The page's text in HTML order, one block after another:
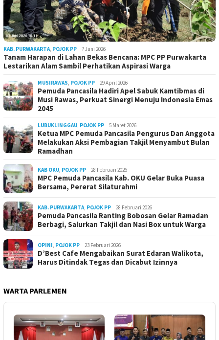
KAB. PURWAKARTA POJOK PP 7 Juni 2026
Tanam Harapan di Lahan Bekas Bencana: MPC PP Purwakarta
Lestarikan Alam Sambil Perhatikan Aspirasi Warga
MUSIRAWAS POJOK PP 29 April 2026
Pemuda Pancasila Hadiri Apel Sabuk Kamtibmas di
Musi Rawas, Perkuat Sinergi Menuju Indonesia Emas
2045
LUBUKLINGGAU POJOK PP 5 Maret 2026
Ketua MPC Pemuda Pancasila Pengurus Dan Anggota
Melakukan Aksi Pembagian Takjil Menyambut Bulan
Ramadhan
KAB OKU POJOK PP 28 Februari 2026
MPC Pemuda Pancasila Kab. OKU Gelar Buka Puasa
Bersama, Pererat Silaturahmi
KAB. PURWAKARTA POJOK PP 28 Februari 2026
Pemuda Pancasila Ranting Bobosan Gelar Ramadan
Berbagi, Salurkan Takjil dan Nasi Box untuk Warga
OPINI POJOK PP 23 Februari 2026
D’Best Cafe Mengabaikan Surat Edaran Walikota,
Harus Ditindak Tegas dan Dicabut Izinnya
WARTA PARLEMEN